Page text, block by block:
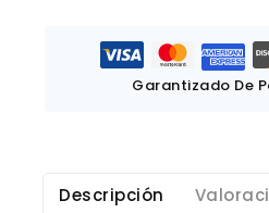
Garantizado De
Descripción